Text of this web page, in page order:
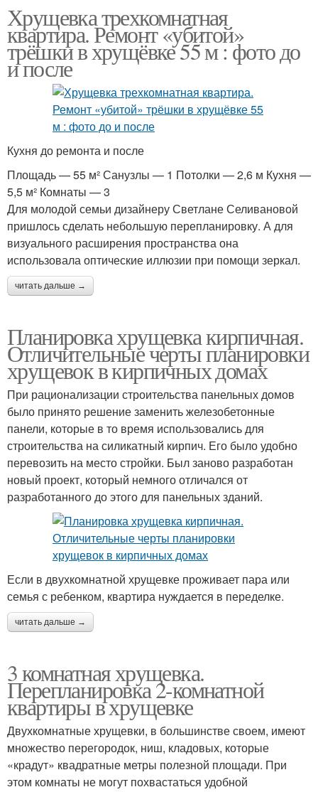
Хрущевка трехкомнатная
квартира. Ремонт «убитой»
трёшки в хрущёвке 55 м : фото до
и после
Кухня до ремонта и после
Площадь — 55 м² Санузлы — 1 Потолки — 2,6 м Кухня —
5,5 м² Комнаты — 3
Для молодой семьи дизайнеру Светлане Селивановой
пришлось сделать небольшую перепланировку. А для
визуального расширения пространства она
использовала оптические иллюзии при помощи зеркал.
читать дальше →
Планировка хрущевка кирпичная.
Отличительные черты планировки
хрущевок в кирпичных домах
При рационализации строительства панельных домов
было принято решение заменить железобетонные
панели, которые в то время использовались для
строительства на силикатный кирпич. Его было удобно
перевозить на место стройки. Был заново разработан
новый проект, который немного отличался от
разработанного до этого для панельных зданий.
Если в двухкомнатной хрущевке проживает пара или
семья с ребенком, квартира нуждается в переделке.
читать дальше →
3 комнатная хрущевка.
Перепланировка 2-комнатной
квартиры в хрущевке
Двухкомнатные хрущевки, в большинстве своем, имеют
множество перегородок, ниш, кладовых, которые
«крадут» квадратные метры полезной площади. При
этом комнаты не могут похвастаться удобной